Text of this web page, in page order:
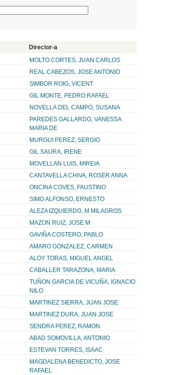
Director-a
MOLTO CORTES, JUAN CARLOS
REAL CABEZOS, JOSE ANTONIO
SIMBOR ROIG, VICENT
GIL MONTE, PEDRO RAFAEL
NOVELLA DEL CAMPO, SUSANA
PAREDES GALLARDO, VANESSA
MARIA DE
MURGUI PEREZ, SERGIO
GIL SAURA, IRENE
MOVELLAN LUIS, MIREIA
CANTAVELLA CHIVA, ROSER ANNA
ONCINA COVES, FAUSTINO
SIMO ALFONSO, ERNESTO
ALEZA IZQUIERDO, M MILAGROS
MAZON RUIZ, JOSE M
GAVIÑA COSTERO, PABLO
AMARO GONZALEZ, CARMEN
ALOY TORAS, MIGUEL ANGEL
CABALLER TARAZONA, MARIA
TUÑON GARCIA DE VICUÑA, IGNACIO
NILO
MARTINEZ SIERRA, JUAN JOSE
MARTINEZ DURA, JUAN JOSE
SENDRA PEREZ, RAMON
ABAD SOMOVILLA, ANTONIO
ESTEVAN TORRES, ISAAC
MAGDALENA BENEDICTO, JOSE
RAFAEL